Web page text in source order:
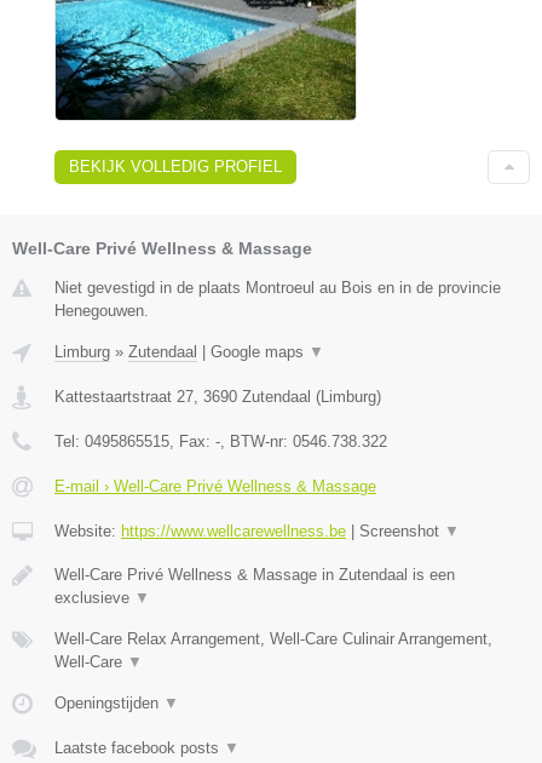
BEKIJK VOLLEDIG PROFIEL
Well-Care Privé Wellness & Massage
Niet gevestigd in de plaats Montroeul au Bois en in de provincie
Henegouwen.
Limburg » Zutendaal | Google maps ▼
Kattestaartstraat 27 3690 Zutendaal (Limburg)
Tel: 0495865515 , Fax: - , BTW-nr: 0546.738.322
E-mail › Well-Care Privé Wellness & Massage
Website: https://www.wellcarewellness.be | Screenshot ▼
Well-Care Privé Wellness & Massage in Zutendaal is een
exclusieve ▼
Well-Care Relax Arrangement, Well-Care Culinair Arrangement,
Well-Care ▼
Openingstijden ▼
Laatste facebook posts ▼